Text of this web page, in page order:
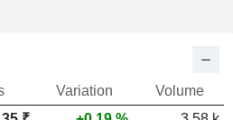
Variation
Volume